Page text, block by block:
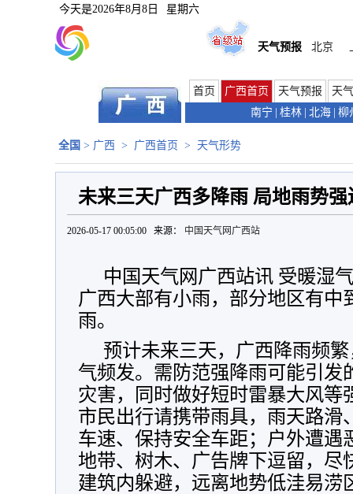
今天是2026年8月8日 星期六
天气预报 北京
首页 广西首页 天气预报
天
南宁
桂林 北海 柳
全国 > 广西 > 广西首页 > 天气形势
未来三天广西多降雨 局地雨势
2026-05-17 00:05:00 来源： 中国天气网广西站
中国天气网广西站讯 受暖湿
广西大部有小雨，部分地区有中
雨。
预计未来三天，广西降雨频
气频发。需防范强降雨可能引发
灾害，同时做好短时雷暴大风等
市民出行请携带雨具，雨天路滑
车速、保持安全车距；户外遭遇
地带、树木、广告牌下逗留，尽
建筑内躲避，远离地势低洼易涝